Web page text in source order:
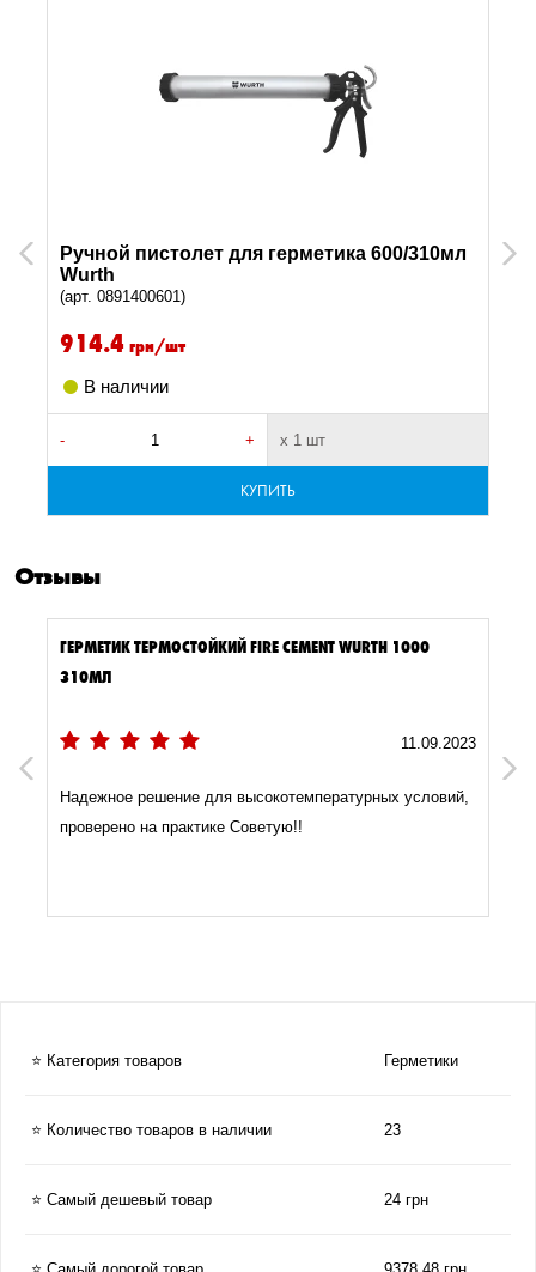
PreviousРучной пистолет для герметика 600/310мл
Wurth
(арт. 0891400601)
914.4 грн/шт
В наличии
- + х 1 шт
КУПИТЬ
Next
Отзывы
Previous
ГЕРМЕТИК ТЕРМОСТОЙКИЙ FIRE CEMENT WURTH 1000
310МЛ
11.09.2023
Надежное решение для высокотемпературных условий,
проверено на практике Советую!!
Next
⭐ Категория товаров Герметики
⭐ Количество товаров в наличии 23
⭐ Самый дешевый товар 24 грн